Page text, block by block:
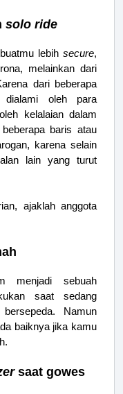
solo ride
lebih secure,
melainkan dari
dari beberapa
dialami oleh para
kelalaian dalam
baris atau
karena selain
lain yang turut
ajaklah anggota
menjadi sebuah
saat sedang
Namun
baiknya jika kamu
saat gowes